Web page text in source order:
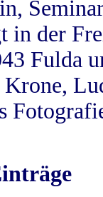
in der
Fulda